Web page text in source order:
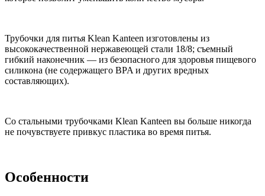
Трубочки для питья Klean Kanteen изготовлены из
высококачественной нержавеющей стали 18/8; съемный
гибкий наконечник — из безопасного для здоровья пищевого
силикона (не содержащего BPA и других вредных
составляющих).
Со стальными трубочками Klean Kanteen вы больше никогда
не почувствуете привкус пластика во время питья.
Особенности